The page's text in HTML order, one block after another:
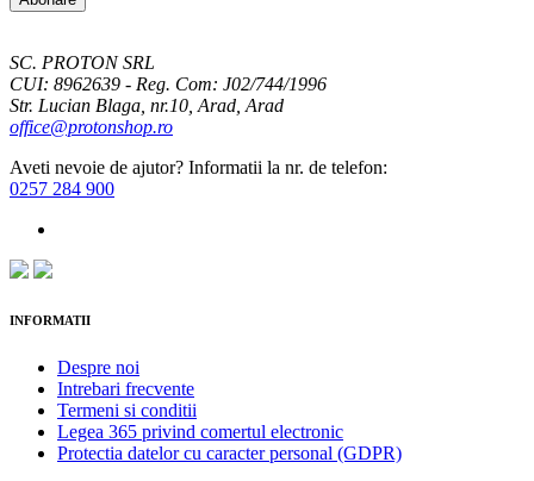
SC. PROTON SRL
CUI: 8962639 - Reg. Com: J02/744/1996
Str. Lucian Blaga, nr.10, Arad, Arad
office@protonshop.ro
Aveti nevoie de ajutor? Informatii la nr. de telefon:
0257 284 900
INFORMATII
Despre noi
Intrebari frecvente
Termeni si conditii
Legea 365 privind comertul electronic
Protectia datelor cu caracter personal (GDPR)